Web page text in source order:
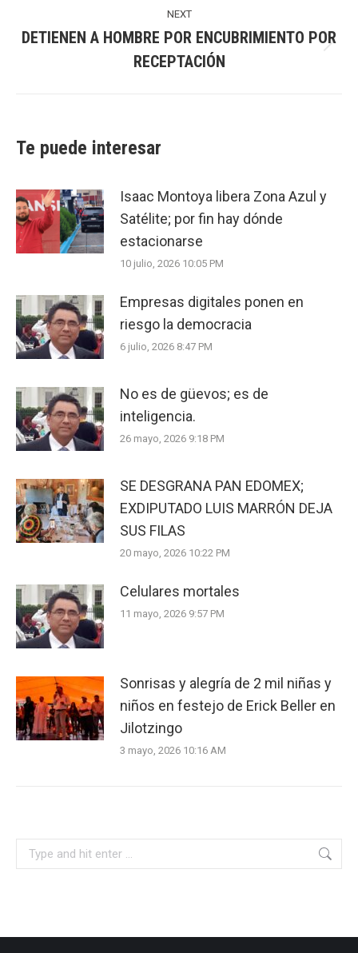
NEXT
post:
DETIENEN A HOMBRE POR ENCUBRIMIENTO POR
RECEPTACIÓN
Te puede interesar
Isaac Montoya libera Zona Azul y
Satélite; por fin hay dónde
estacionarse
10 julio, 2026 10:05 PM
Empresas digitales ponen en
riesgo la democracia
6 julio, 2026 8:47 PM
No es de güevos; es de
inteligencia.
26 mayo, 2026 9:18 PM
SE DESGRANA PAN EDOMEX;
EXDIPUTADO LUIS MARRÓN DEJA
SUS FILAS
20 mayo, 2026 10:22 PM
Celulares mortales
11 mayo, 2026 9:57 PM
Sonrisas y alegría de 2 mil niñas y
niños en festejo de Erick Beller en
Jilotzingo
3 mayo, 2026 10:16 AM